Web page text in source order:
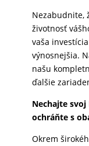
ZDRAVIE
Nezabudnite,
životnosť
vaša
výnosnejšia.
našu
ďalšie
Nechajte
ochráňte s
Okrem